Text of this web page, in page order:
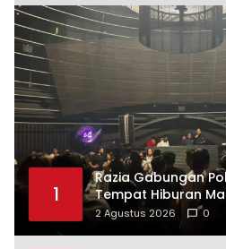
1
Razia Gabungan
Tempat Hiburan
Pengunjung Jalani
2 Agustus 2026 0